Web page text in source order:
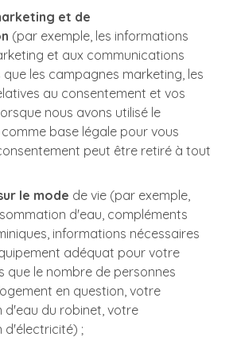
et de
(par exemple, les informations
et aux communications
que les campagnes marketing, les
au consentement et vos
nous avons utilisé le
base légale pour vous
peut être retiré à tout
le mode de vie (par exemple,
d'eau, compléments
informations nécessaires
adéquat pour votre
que le nombre de personnes
en question, votre
d'eau du robinet, votre
d'électricité) ;